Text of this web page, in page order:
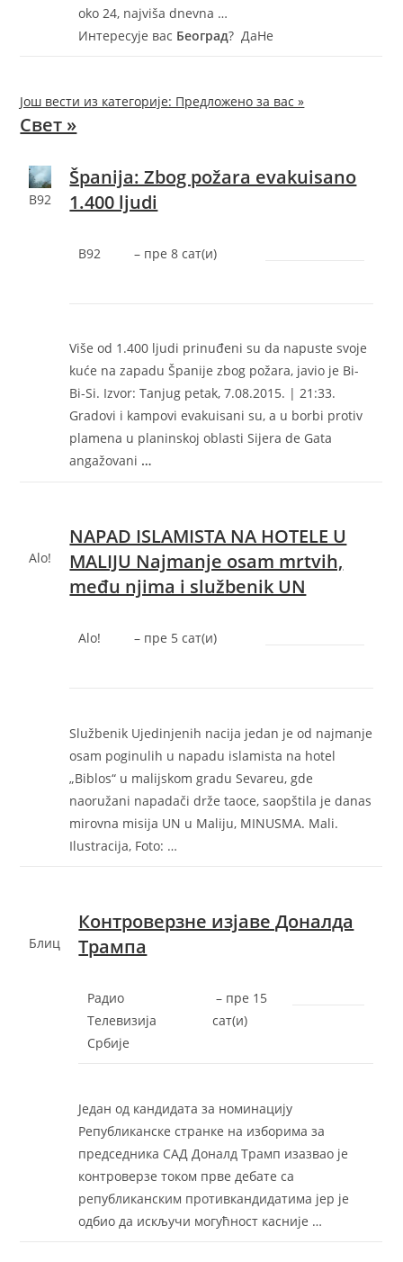
oko 24, najviša dnevna …
Интересује вас Београд? ДаНе
Још вести из категорије: Предложено за вас »
Свет »
B92
Španija: Zbog požara evakuisano
1.400 ljudi
B92 – ‎пре 8 сат(и)‎
Više od 1.400 ljudi prinuđeni su da napuste svoje
kuće na zapadu Španije zbog požara, javio je Bi-
Bi-Si. Izvor: Tanjug petak, 7.08.2015. | 21:33.
Gradovi i kampovi evakuisani su, a u borbi protiv
plamena u planinskoj oblasti Sijera de Gata
angažovani …
Alo!
NAPAD ISLAMISTA NA HOTELE U
MALIJU Najmanje osam mrtvih,
među njima i službenik UN
Alo! – ‎пре 5 сат(и)‎
Službenik Ujedinjenih nacija jedan je od najmanje
osam poginulih u napadu islamista na hotel
„Biblos“ u malijskom gradu Sevareu, gde
naoružani napadači drže taoce, saopštila je danas
mirovna misija UN u Maliju, MINUSMA. Mali.
Ilustracija, Foto: …
Блиц
Контроверзне изјаве Доналда
Трампа
Радио
Телевизија
Србије
– ‎пре 15
сат(и)‎
Један од кандидата за номинацију
Републиканске странке на изборима за
председника САД Доналд Трамп изазвао је
контроверзе током прве дебате са
републиканским противкандидатима јер је
одбио да искључи могућност касније …